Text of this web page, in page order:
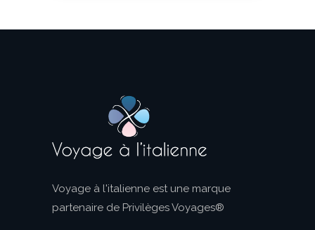
Voyage à l'italienne est une marque
partenaire de Privilèges Voyages®